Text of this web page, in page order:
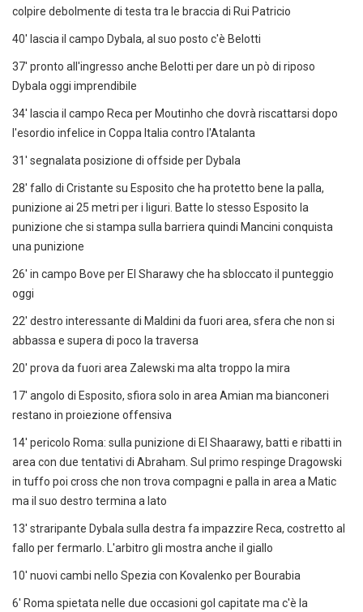
colpire debolmente di testa tra le braccia di Rui Patricio
40' lascia il campo Dybala, al suo posto c'è Belotti
37' pronto all'ingresso anche Belotti per dare un pò di riposo
Dybala oggi imprendibile
34' lascia il campo Reca per Moutinho che dovrà riscattarsi dopo
l'esordio infelice in Coppa Italia contro l'Atalanta
31' segnalata posizione di offside per Dybala
28' fallo di Cristante su Esposito che ha protetto bene la palla,
punizione ai 25 metri per i liguri. Batte lo stesso Esposito la
punizione che si stampa sulla barriera quindi Mancini conquista
una punizione
26' in campo Bove per El Sharawy che ha sbloccato il punteggio
oggi
22' destro interessante di Maldini da fuori area, sfera che non si
abbassa e supera di poco la traversa
20' prova da fuori area Zalewski ma alta troppo la mira
17' angolo di Esposito, sfiora solo in area Amian ma bianconeri
restano in proiezione offensiva
14' pericolo Roma: sulla punizione di El Shaarawy, batti e ribatti in
area con due tentativi di Abraham. Sul primo respinge Dragowski
in tuffo poi cross che non trova compagni e palla in area a Matic
ma il suo destro termina a lato
13' straripante Dybala sulla destra fa impazzire Reca, costretto al
fallo per fermarlo. L'arbitro gli mostra anche il giallo
10' nuovi cambi nello Spezia con Kovalenko per Bourabia
6' Roma spietata nelle due occasioni gol capitate ma c'è la